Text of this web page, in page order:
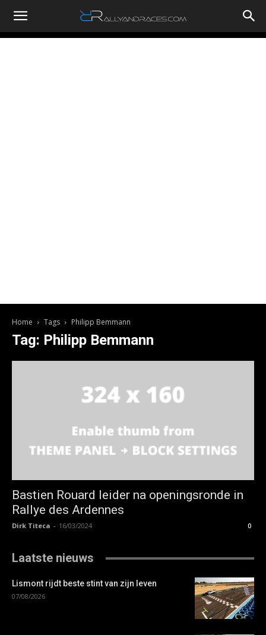
RallyandRaces.com
Home Tags Philipp Bemmann
Tag: Philipp Bemmann
Bastien Rouard leider na openingsronde in
Rallye des Ardennes
Dirk Titeca - 16/03/2024 0
Laatste nieuws
Lismont rijdt beste stint van zijn leven
07/08/2026